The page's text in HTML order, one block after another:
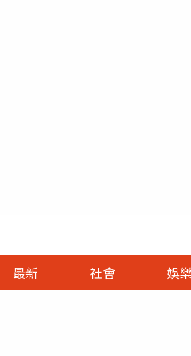
最新 社會 娛樂
娛樂首頁
即時
財經首頁
熱線
政